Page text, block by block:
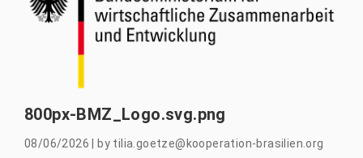
800px-BMZ_Logo.svg.png
08/06/2026 by tilia.goetze@kooperation-brasilien.org